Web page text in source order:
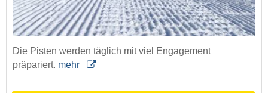
Die Pisten werden täglich mit viel Engagement
präpariert. mehr